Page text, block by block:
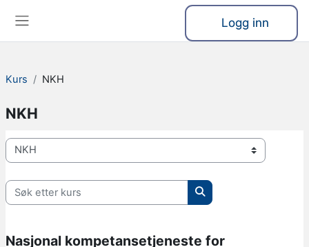
Logg inn
Kurs NKH
NKH
Kurskategorier
Søk etter kurs
Søk etter kurs
Nasjonal kompetansetjeneste for